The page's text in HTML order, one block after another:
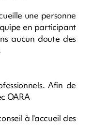
une personne
en participant
aucun doute des
Afin de
OARA
à l'accueil des